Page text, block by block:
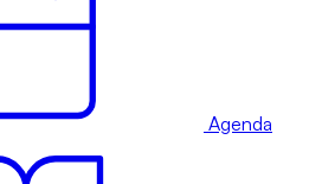
Agenda